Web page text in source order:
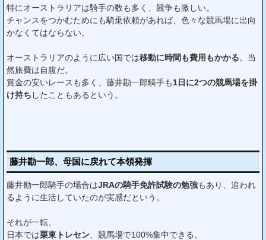
特にオーストラリアは騎手の数も多く、競争も激しい。
チャンスをつかむためにも騎乗依頼があれば、色々な競馬場に出向
かなくてはならない。
オーストラリアのように広い国では移動に時間も費用もかかる。当
然旅費は自腹だ。
賞金の安いレースも多く、藤井勘一郎騎手も1日に2つの競馬場を掛
け持ち したこともあるという。
藤井勘一郎、母国に戻れて本領発揮
藤井勘一郎騎手の場合はJRAの騎手免許試験の勉強もあり、追われ
るように生活していたのが実感だという。
それが一転、
日本では栗東トレセン 、競馬場で100%集中できる。